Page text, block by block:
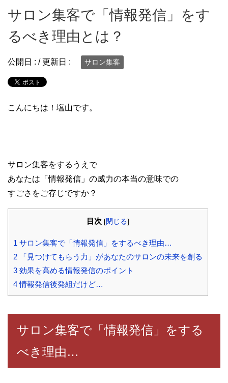
サロン集客で「情報発信」をす
るべき理由とは？
公開日 : / 更新日 : サロン集客
こんにちは！塩山です。
サロン集客をするうえで
あなたは「情報発信」の威力の本当の意味での
すごさをご存じですか？
目次 [閉じる]
1 サロン集客で「情報発信」をするべき理由…
2 「見つけてもらう力」があなたのサロンの未来を創る
3 効果を高める情報発信のポイント
4情報発信後発組だけど…
サロン集客で「情報発信」をする
べき理由…